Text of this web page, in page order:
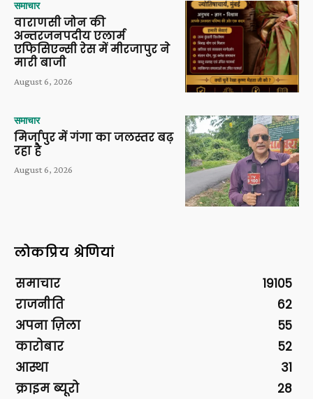
समाचार
वाराणसी जोन की
अन्तरजनपदीय एलार्म
एफिसिएन्सी रेस में मीरजापुर ने
मारी बाजी
August 6, 2026
समाचार
मिर्जापुर में गंगा का जलस्तर बढ़
रहा है
August 6, 2026
लोकप्रिय श्रेणियां
समाचार
19105
राजनीति
62
अपना ज़िला
55
कारोबार
52
आस्था
31
क्राइम ब्यूरो
28